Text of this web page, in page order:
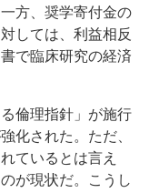
方、奨学寄付金の
しては、利益相反
で臨床研究の経済
倫理指針」が施行
化された。ただ、
ているとは言え
が現状だ。こうし